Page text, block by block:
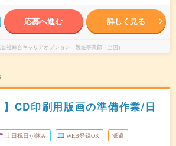
応募へ進む 詳しく見る
社綜合キャリアオプション 製造事業部（全国）
】CD印刷用版画の準備作業/日
土日祝日が休み WEB登録OK 派遣